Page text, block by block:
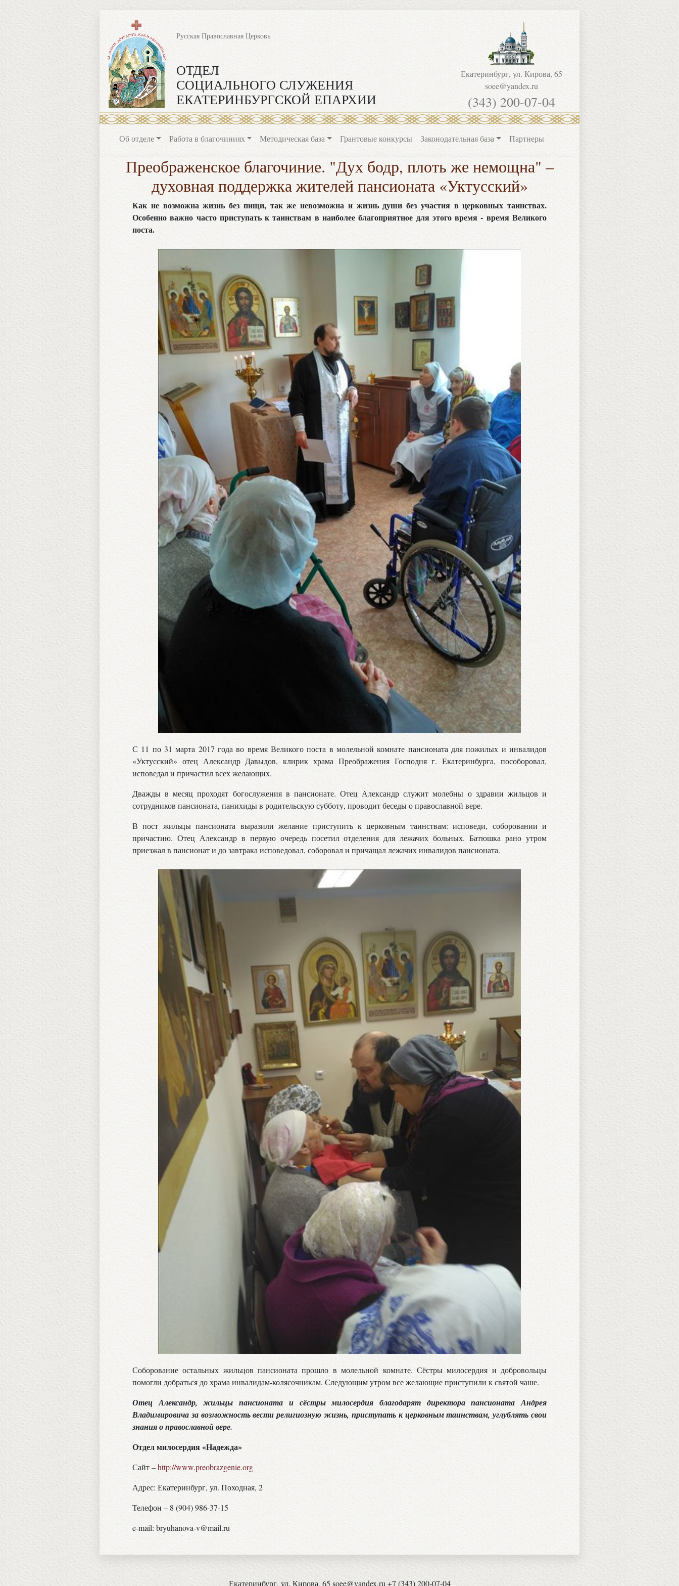
Русская Православная Церковь
ОТДЕЛ
СОЦИАЛЬНОГО СЛУЖЕНИЯ
ЕКАТЕРИНБУРГСКОЙ ЕПАРХИИ
Екатеринбург, ул. Кирова, 65
soee@yandex.ru
(343) 200-07-04
Об отделе Работа в благочиниях Методическая база Грантовые конкурсы Законодательная база Партнеры
Преображенское благочиние. "Дух бодр, плоть же немощна" –
духовная поддержка жителей пансионата «Уктусский»
Как не возможна жизнь без пищи, так же невозможна и жизнь души без участия в церковных таинствах.
Особенно важно часто приступать к таинствам в наиболее благоприятное для этого время - время Великого
поста.
С 11 по 31 марта 2017 года во время Великого поста в молельной комнате пансионата для пожилых и инвалидов
«Уктусский» отец Александр Давыдов, клирик храма Преображения Господня г. Екатеринбурга, пособоровал,
исповедал и причастил всех желающих.
Дважды в месяц проходят богослужения в пансионате. Отец Александр служит молебны о здравии жильцов и
сотрудников пансионата, панихиды в родительскую субботу, проводит беседы о православной вере.
В пост жильцы пансионата выразили желание приступить к церковным таинствам: исповеди, соборовании и
причастию. Отец Александр в первую очередь посетил отделения для лежачих больных. Батюшка рано утром
приезжал в пансионат и до завтрака исповедовал, соборовал и причащал лежачих инвалидов пансионата.
Соборование остальных жильцов пансионата прошло в молельной комнате. Сёстры милосердия и добровольцы
помогли добраться до храма инвалидам-колясочникам. Следующим утром все желающие приступили к святой чаше.
Отец Александр, жильцы пансионата и сёстры милосердия благодарят директора пансионата Андрея
Владимировича за возможность вести религиозную жизнь, приступать к церковным таинствам, углублять свои
знания о православной вере.
Отдел милосердия «Надежда»
Сайт –http://www.preobrazgenie.org
Адрес: Екатеринбург, ул. Походная, 2
Телефон – 8 (904) 986-37-15
e-mail: bryuhanova-v@mail.ru
Екатеринбург, ул. Кирова, 65 soee@yandex.ru +7 (343) 200-07-04